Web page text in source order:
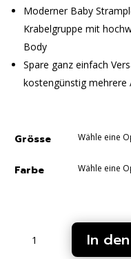
Moderner Baby
Krabelgruppe mit
Body
Spare ganz einfach
kostengünstig mehrere
Grösse
Farbe
Kurzarm
In